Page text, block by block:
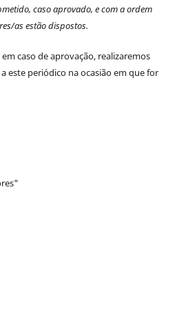
caso aprovado, e com a ordem
as estão dispostos.
caso de aprovação, realizaremos
este periódico na ocasião em que for